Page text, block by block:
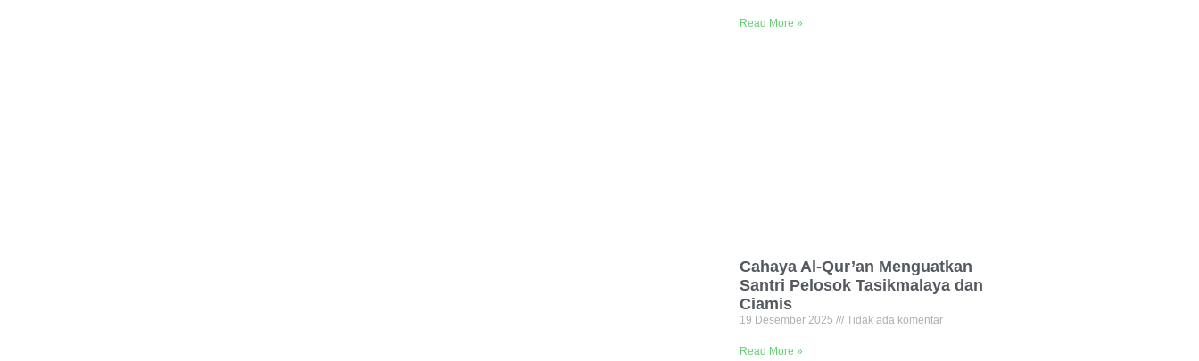
Read More »
Cahaya Al-Qur’an Menguatkan
Santri Pelosok Tasikmalaya dan
Ciamis
19 Desember 2025 Tidak ada komentar
Read More »